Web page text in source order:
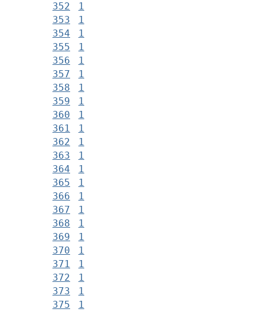
352
1
353
1
354
1
355
1
356
1
357
1
358
1
359
1
360
1
361
1
362
1
363
1
364
1
365
1
366
1
367
1
368
1
369
1
370
1
371
1
372
1
373
1
375
1